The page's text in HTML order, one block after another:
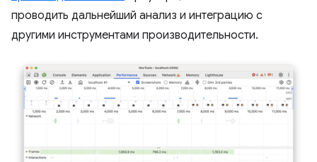
проводить дальнейший анализ и интеграцию с
другими инструментами производительности.